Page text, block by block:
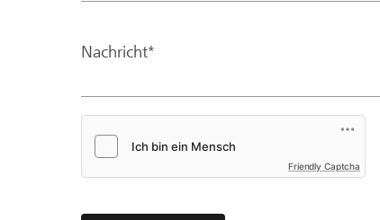
Nachricht*
Friendly Captcha